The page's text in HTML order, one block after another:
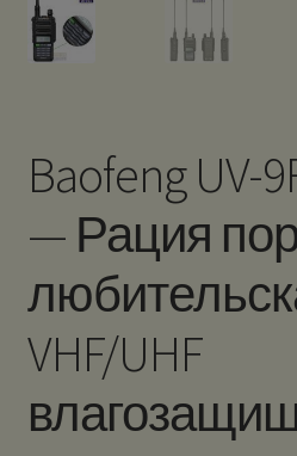
Baofeng UV-
— Рация
VHF/UHF